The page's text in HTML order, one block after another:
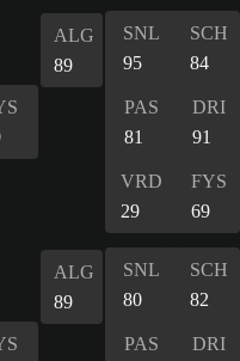
ALG
89
SNL
95
SCH
84
PAS
81
DRI
91
VRD
29
FYS
69
ALG
89
SNL
80
SCH
82
PAS
DRI